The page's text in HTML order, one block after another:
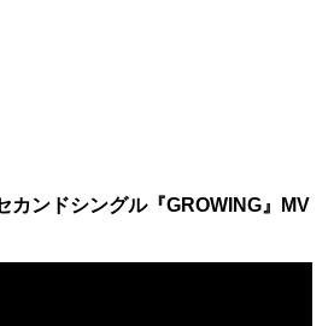
カンドシングル『GROWING』MV